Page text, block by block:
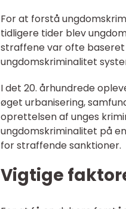
For at forstå
tidligere tider blev
straffene var ofte baseret
ungdomskriminalitet
I det 20. århundrede
øget urbanisering,
oprettelsen af unges
ungdomskriminalitet på
for straffende sanktioner.
Vigtige